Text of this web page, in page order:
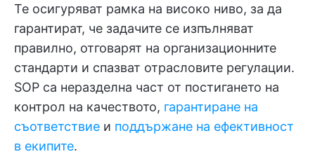
Те осигуряват рамка на високо ниво, за да
гарантират, че задачите се изпълняват
правилно, отговарят на организационните
стандарти и спазват отрасловите регулации.
SOP са неразделна част от постигането на
контрол на качеството, гарантиране на
съответствие и поддържане на ефективност
в екипите.